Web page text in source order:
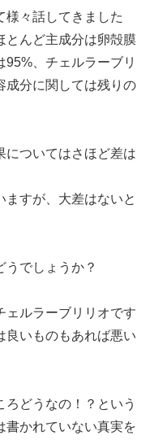
様々話してきました
とんど主成分は卵殻膜
、チェルラーブリ
成分に関しては残りの
についてはさほど差は
ますが、大差はないと
うでしょうか？
ェルラーブリリオです
良いものもあれば悪い
どうなの！？という
書かれていない真実を